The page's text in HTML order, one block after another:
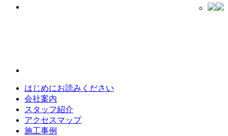
はじめにお読みください
会社案内
スタッフ紹介
アクセスマップ
施工事例